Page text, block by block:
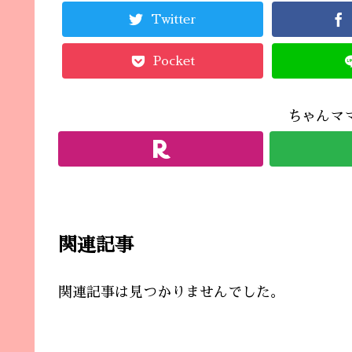
Twitter
Pocket
ちゃんマ
関連記事
関連記事は見つかりませんでした。